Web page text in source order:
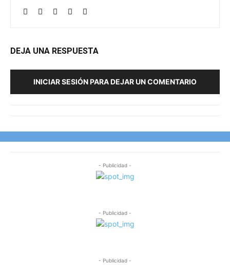
DEJA UNA RESPUESTA
INICIAR SESIÓN PARA DEJAR UN COMENTARIO
- Publicidad -
- Publicidad -
- Publicidad -